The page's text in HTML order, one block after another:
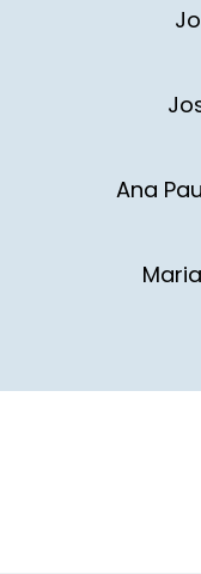
Ana